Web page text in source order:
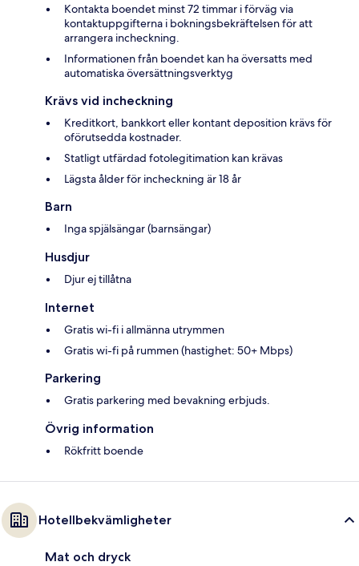
Kontakta boendet minst 72 timmar i förväg via
kontaktuppgifterna i bokningsbekräftelsen för att
arrangera incheckning.
Informationen från boendet kan ha översatts med
automatiska översättningsverktyg
Krävs vid incheckning
Kreditkort, bankkort eller kontant deposition krävs för
oförutsedda kostnader.
Statligt utfärdad fotolegitimation kan krävas
Lägsta ålder för incheckning är 18 år
Barn
Inga spjälsängar (barnsängar)
Husdjur
Djur ej tillåtna
Internet
Gratis wi-fi i allmänna utrymmen
Gratis wi-fi på rummen (hastighet: 50+ Mbps)
Parkering
Gratis parkering med bevakning erbjuds.
Övrig information
Rökfritt boende
Hotellbekvämligheter
Mat och dryck